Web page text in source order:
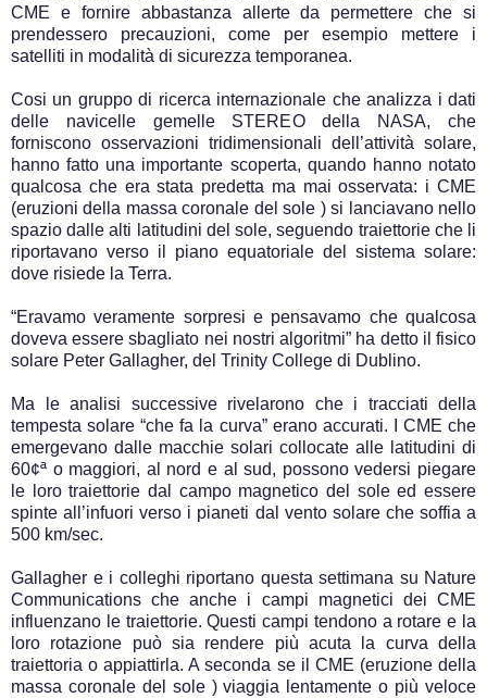
CME e fornire abbastanza allerte da permettere che si
prendessero precauzioni, come per esempio mettere i
satelliti in modalità di sicurezza temporanea.
Cosi un gruppo di ricerca internazionale che analizza i dati
delle navicelle gemelle STEREO della NASA, che
forniscono osservazioni tridimensionali dell’attività solare,
hanno fatto una importante scoperta, quando hanno notato
qualcosa che era stata predetta ma mai osservata: i CME
(eruzioni della massa coronale del sole ) si lanciavano nello
spazio dalle alti latitudini del sole, seguendo traiettorie che li
riportavano verso il piano equatoriale del sistema solare:
dove risiede la Terra.
“Eravamo veramente sorpresi e pensavamo che qualcosa
doveva essere sbagliato nei nostri algoritmi” ha detto il fisico
solare Peter Gallagher, del Trinity College di Dublino.
Ma le analisi successive rivelarono che i tracciati della
tempesta solare “che fa la curva” erano accurati. I CME che
emergevano dalle macchie solari collocate alle latitudini di
60¢ª o maggiori, al nord e al sud, possono vedersi piegare
le loro traiettorie dal campo magnetico del sole ed essere
spinte all’infuori verso i pianeti dal vento solare che soffia a
500 km/sec.
Gallagher e i colleghi riportano questa settimana su Nature
Communications che anche i campi magnetici dei CME
influenzano le traiettorie. Questi campi tendono a rotare e la
loro rotazione può sia rendere più acuta la curva della
traiettoria o appiattirla. A seconda se il CME (eruzione della
massa coronale del sole ) viaggia lentamente o più veloce